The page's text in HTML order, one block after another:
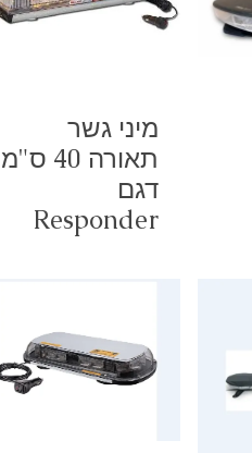
מיני גשר
תאורה 40 ס"מ
דגם
Responder